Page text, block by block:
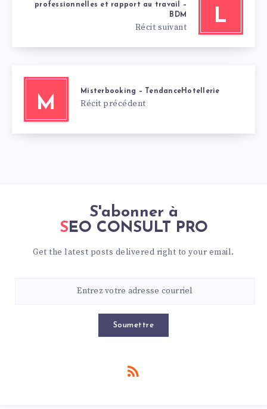
L
professionnelles et rapport au travail –
BDM
Récit suivant
M
Misterbooking – TendanceHotellerie
Récit précédent
S'abonner à
SEO CONSULT PRO
Get the latest posts delivered right to your email.
Soumettre